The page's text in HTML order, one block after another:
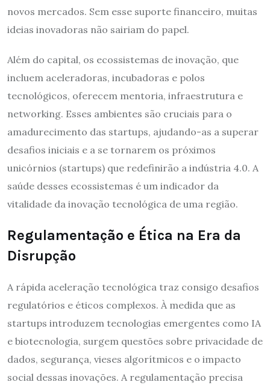
novos mercados. Sem esse suporte financeiro, muitas
ideias inovadoras não sairiam do papel.
Além do capital, os ecossistemas de inovação, que
incluem aceleradoras, incubadoras e polos
tecnológicos, oferecem mentoria, infraestrutura e
networking. Esses ambientes são cruciais para o
amadurecimento das startups, ajudando-as a superar
desafios iniciais e a se tornarem os próximos
unicórnios (startups) que redefinirão a indústria 4.0. A
saúde desses ecossistemas é um indicador da
vitalidade da inovação tecnológica de uma região.
Regulamentação e Ética na Era da
Disrupção
A rápida aceleração tecnológica traz consigo desafios
regulatórios e éticos complexos. À medida que as
startups introduzem tecnologias emergentes como IA
e biotecnologia, surgem questões sobre privacidade de
dados, segurança, vieses algorítmicos e o impacto
social dessas inovações. A regulamentação precisa